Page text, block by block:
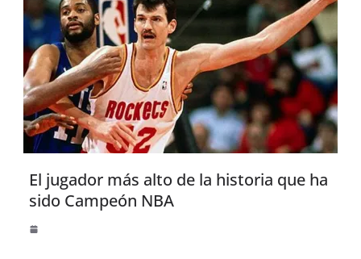
El jugador más alto de la historia que ha
sido Campeón NBA